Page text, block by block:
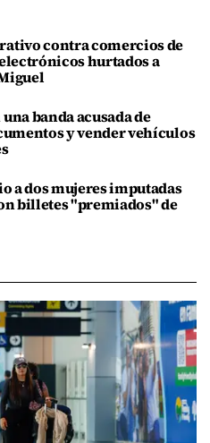
contra comercios de
hurtados a
banda acusada de
y vender vehículos
a dos mujeres imputadas
billetes "premiados" de